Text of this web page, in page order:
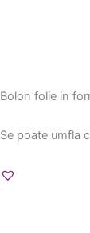
Bolon folie in
Se poate umfla